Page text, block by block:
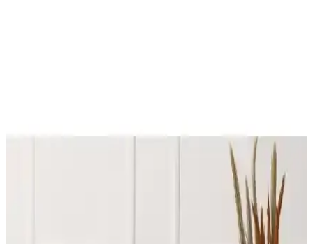
Karşılaştırması: Özellikler ve Kullanıcı Yorumları
Latuda Concept ve Velerde Home koltuk örtülerinin özellikleri,
kullanım alanları ve kullanıcı yorumlarıyla detaylı karşılaştırması,
hijyen ve dayanıklılık açısından önemli bilgiler içeriyor.
Karşılaştırması: Malzeme, Uyum ve Kullanıcı